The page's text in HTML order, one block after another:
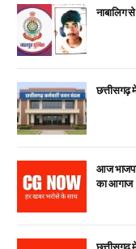
नाबालिग
छत्तीसगढ़
आज भाजपा
का आगाज